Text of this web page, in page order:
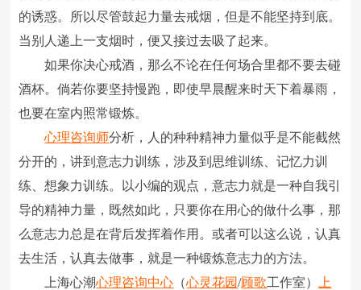
的诱惑。所以尽管鼓起力量去戒烟，但是不能坚持到底。
当别人递上一支烟时，便又接过去吸了起来。
如果你决心戒酒，那么不论在任何场合里都不要去碰
酒杯。倘若你要坚持慢跑，即使早晨醒来时天下着暴雨，
也要在室内照常锻炼。
心理咨询师分析，人的种种精神力量似乎是不能截然
分开的，讲到意志力训练，涉及到思维训练、记忆力训
练、想象力训练。以小编的观点，意志力就是一种自我引
导的精神力量，既然如此，只要你在用心的做什么事，那
么意志力总是在背后发挥着作用。或者可以这么说，认真
去生活，认真去做事，就是一种锻炼意志力的方法。
上海心潮心理咨询中心 （心灵花园/顾歌工作室）
上